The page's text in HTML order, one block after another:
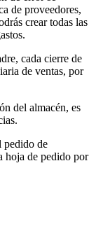
de proveedores,
crear todas las
cada cierre de
de ventas, por
del almacén, es
pedido de
hoja de pedido por